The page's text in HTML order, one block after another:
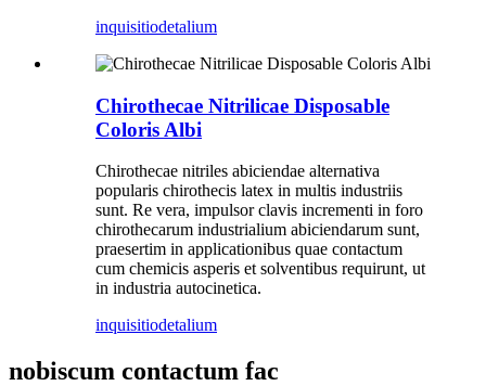
inquisitiodetalium
Chirothecae Nitrilicae Disposable
Coloris Albi
Chirothecae nitriles abiciendae alternativa
popularis chirothecis latex in multis industriis
sunt. Re vera, impulsor clavis incrementi in foro
chirothecarum industrialium abiciendarum sunt,
praesertim in applicationibus quae contactum
cum chemicis asperis et solventibus requirunt, ut
in industria autocinetica.
inquisitiodetalium
nobiscum contactum fac